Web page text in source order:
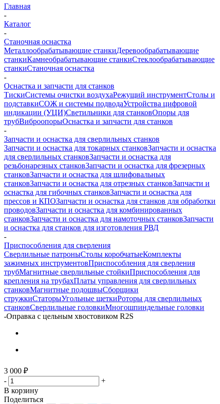
Главная
-
Каталог
-
Станочная оснастка
Металлообрабатывающие станкиДеревообрабатывающие
станкиКамнеобрабатывающие станкиСтеклообрабатывающие
станкиСтаночная оснастка
-
Оснастка и запчасти для станков
ТискиСистемы очистки воздухаРежущий инструментСтолы и
подставкиСОЖ и системы подводаУстройства цифровой
индикации (УЦИ)Светильники для станковОпоры для
трубВиброопорыОснастка и запчасти для станков
-
Запчасти и оснастка для сверлильных станков
Запчасти и оснастка для токарных станковЗапчасти и оснастка
для сверлильных станковЗапчасти и оснастка для
резьбонарезных станковЗапчасти и оснастка для фрезерных
станковЗапчасти и оснастка для шлифовальных
станковЗапчасти и оснастка для отрезных станковЗапчасти и
оснастка для гибочных станковЗапчасти и оснастка для
прессов и КПОЗапчасти и оснастка для станков для обработки
проводовЗапчасти и оснастка для комбинированных
станковЗапчасти и оснастка для намоточных станковЗапчасти
и оснастка для станков для изготовления РВД
-
Приспособления для сверления
Сверлильные патроныСтолы коробчатыеКомплекты
зажимных инструментовПриспособления для сверления
трубМагнитные сверлильные стойкиПриспособления для
крепления на трубахПлаты управления для сверлильных
станковМагнитные подошвыСборщики
стружкиСтаторыУгольные щеткиРоторы для сверлильных
станковСверлильные головкиМногошпиндельные головки
-Оправка с цельным хвостовиком R2S
3 000 ₽
-
+
В корзину
Поделиться